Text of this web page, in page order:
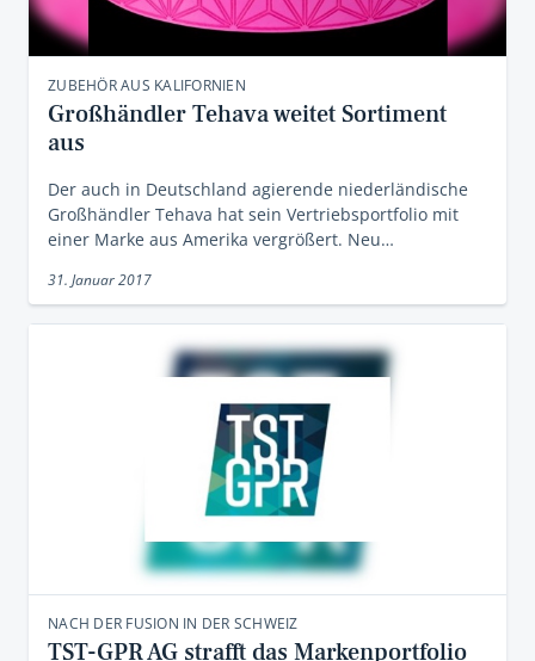
ZUBEHÖR AUS KALIFORNIEN
Großhändler Tehava weitet Sortiment
aus
Der auch in Deutschland agierende niederländische
Großhändler Tehava hat sein Vertriebsportfolio mit
einer Marke aus Amerika vergrößert. Neu…
31. Januar 2017
NACH DER FUSION IN DER SCHWEIZ
TST-GPR AG strafft das Markenportfolio